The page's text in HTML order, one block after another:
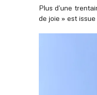
Plus d’une
de joie » est